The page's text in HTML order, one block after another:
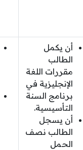
أن يكمل
الطالب
مقررات اللغة
الإنجليزية في
برنامج السنة
التأسيسية.
أن يسجل
الطالب نصف
الحمل